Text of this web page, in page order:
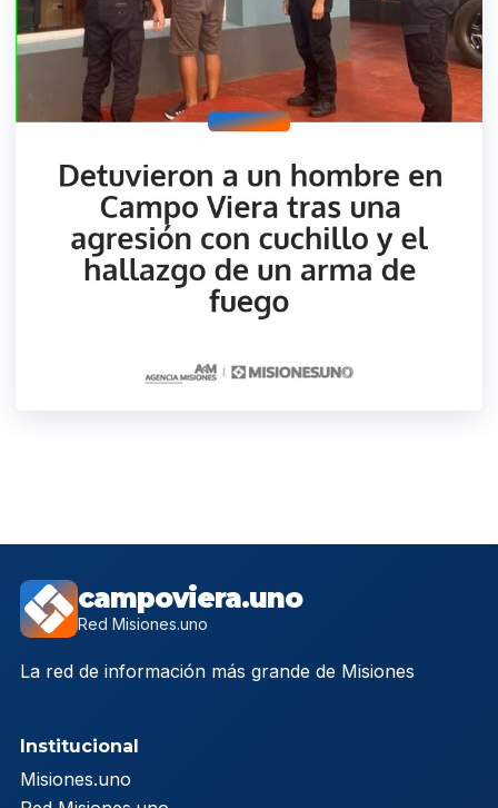
campoviera.uno
Red Misiones.uno
La red de información más grande de Misiones
Institucional
Misiones.uno